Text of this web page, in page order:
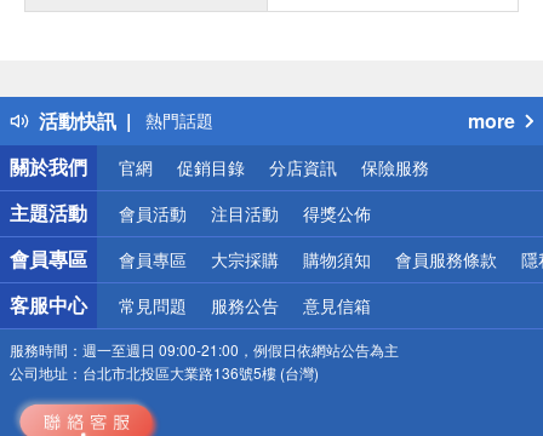
活動快訊
得獎公告
熱門話題
銀行優惠
偏遠地區配送
詐騙網頁！請小心！
more
關於我們
官網 促銷目錄 分店資訊 保險服務
主題活動 會員活動 注目活動 得獎公佈
會員專區 會員專區 大宗採購 購物須知 會員服務條款 隱
客服中心 常見問題 服務公告 意見信箱
服務時間： 週一至週日 09:00-21:00，例假日依網站公告為主
公司地址： 台北市北投區大業路136號5樓 (台灣)